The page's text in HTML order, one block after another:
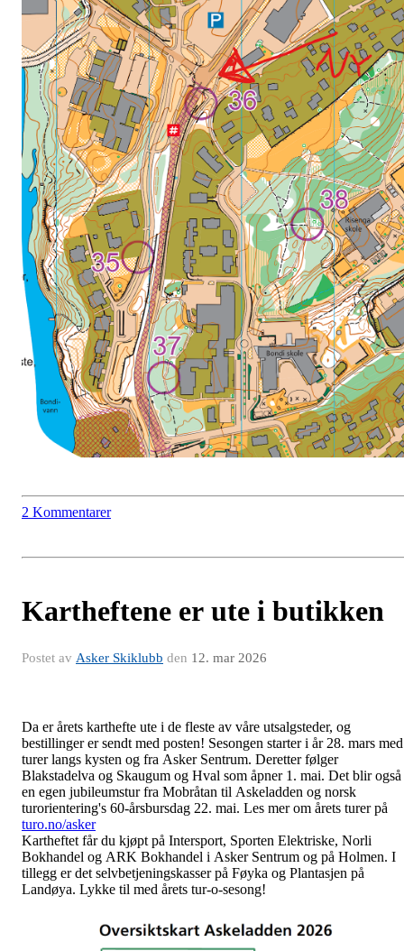
2 Kommentarer
Kartheftene er ute i butikken
Postet av Asker Skiklubb den 12. mar 2026
Da er årets karthefte ute i de fleste av våre utsalgsteder, og
bestillinger er sendt med posten! Sesongen starter i år 28. mars med
turer langs kysten og fra Asker Sentrum. Deretter følger
Blakstadelva og Skaugum og Hval som åpner 1. mai. Det blir også
en egen jubileumstur fra Mobråtan til Askeladden og norsk
turorientering's 60-årsbursdag 22. mai. Les mer om årets turer på
turo.no/asker
Kartheftet får du kjøpt på Intersport, Sporten Elektriske, Norli
Bokhandel og ARK Bokhandel i Asker Sentrum og på Holmen. I
tillegg er det selvbetjeningskasser på Føyka og Plantasjen på
Landøya. Lykke til med årets tur-o-sesong!